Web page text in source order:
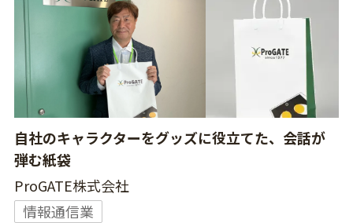
自社のキャラクターをグッズに役立てた、会話が
弾む紙袋
ProGATE株式会社
情報通信業